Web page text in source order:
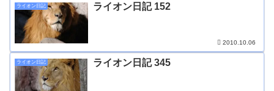
ライオン日記 ライオン日記 152
2010.10.06
ライオン日記 ライオン日記 345